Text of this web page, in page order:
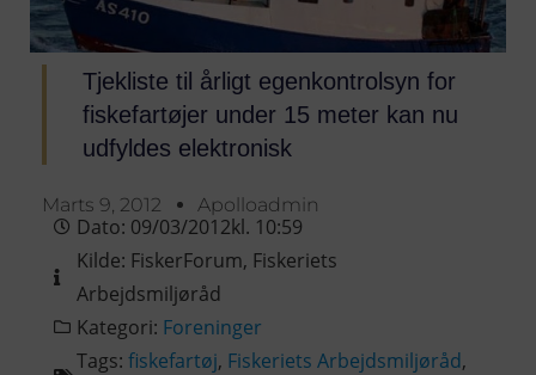
Tjekliste til årligt egenkontrolsyn for
fiskefartøjer under 15 meter kan nu
udfyldes elektronisk
Marts 9, 2012 Apolloadmin
Dato: 09/03/2012kl. 10:59
Kilde: FiskerForum, Fiskeriets
Arbejdsmiljøråd
Kategori: Foreninger
Tags: fiskefartøj, Fiskeriets Arbejdsmiljøråd,